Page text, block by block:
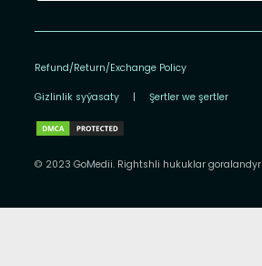
Refund/Return/Exchange Policy
Gizlinlik syýasaty | Şertler we şertler
© 2023 GoMedii. Rightshli hukuklar goralandyr